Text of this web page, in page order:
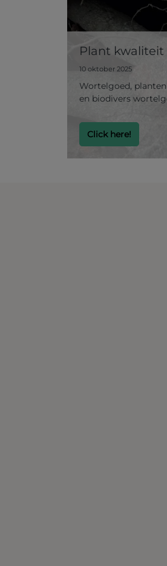
Plant
10 oktober 2025
Wortelgoed,
en biodivers
Click here!